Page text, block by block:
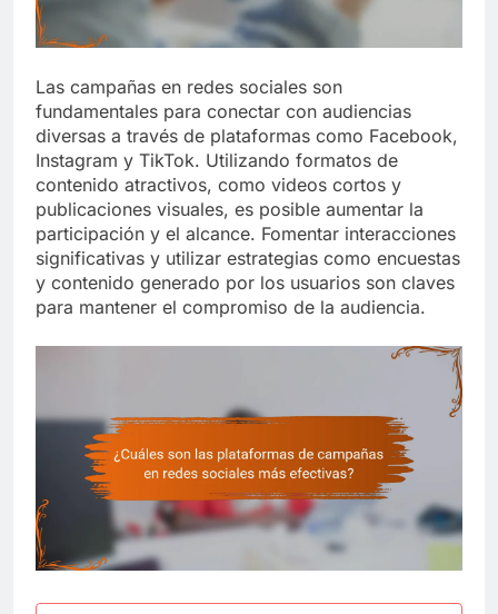
Las campañas en redes sociales son
fundamentales para conectar con audiencias
diversas a través de plataformas como Facebook,
Instagram y TikTok. Utilizando formatos de
contenido atractivos, como videos cortos y
publicaciones visuales, es posible aumentar la
participación y el alcance. Fomentar interacciones
significativas y utilizar estrategias como encuestas
y contenido generado por los usuarios son claves
para mantener el compromiso de la audiencia.